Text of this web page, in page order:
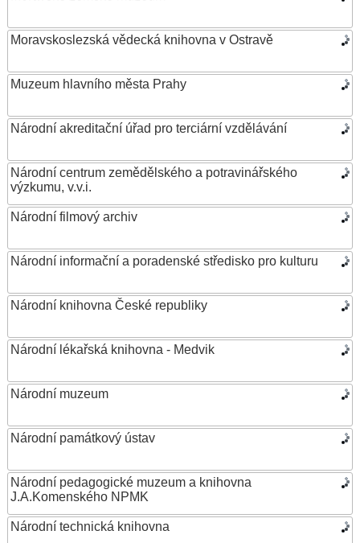
Moravskoslezská vědecká knihovna v Ostravě
Muzeum hlavního města Prahy
Národní akreditační úřad pro terciární vzdělávání
Národní centrum zemědělského a potravinářského
výzkumu, v.v.i.
Národní filmový archiv
Národní informační a poradenské středisko pro kulturu
Národní knihovna České republiky
Národní lékařská knihovna - Medvik
Národní muzeum
Národní památkový ústav
Národní pedagogické muzeum a knihovna
J.A.Komenského NPMK
Národní technická knihovna